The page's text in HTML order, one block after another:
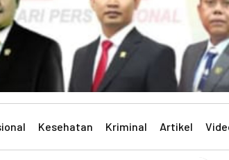
Kesehatan Kriminal Artikel